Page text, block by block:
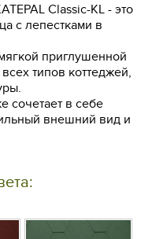
Classic-KL - это
с лепестками в
приглушенной
типов коттеджей,
сочетает в себе
внешний вид и